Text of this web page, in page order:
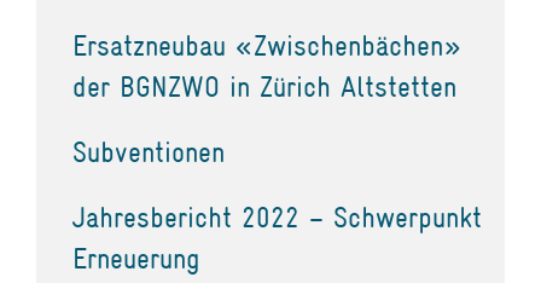
Ersatzneubau «Zwischenbächen»
der BGNZWO in Zürich Altstetten
Subventionen
Jahresbericht 2022 – Schwerpunkt
Erneuerung